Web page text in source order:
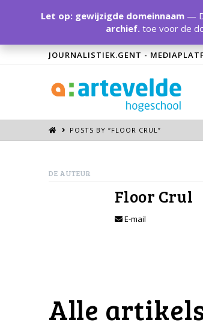
JOURNALISTIEK.GENT -
POSTS BY “FLOOR CRUL”
DE AUTEUR
Floor Crul
E-mail
Alle
Let op: gewijzigde domeinnaam—
archief.toe voor de